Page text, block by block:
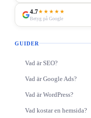
4.7★★★★★
Betyg på Google
GUIDER
Vad är SEO?
Vad är Google Ads?
Vad är WordPress?
Vad kostar en hemsida?